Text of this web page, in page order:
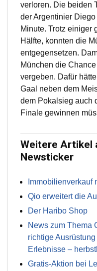
verloren. Die beiden
der Argentinier
Minute. Trotz einiger
Hälfte, konnten die
entgegensetzen.
München die
vergeben. Dafür
Gaal neben dem
dem Pokalsieg auch
Finale gewinnen
Weitere Artikel
Newsticker
Immobilienverkauf
Qio erweitert die
Der Haribo Shop
News zum Thema
richtige
Erlebnisse –
Gratis-Aktion bei